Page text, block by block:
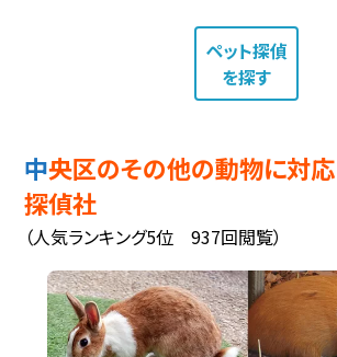
ペット探偵
を探す
中央区のその他の動物に対応したペット
探偵社
（人気ランキング5位 937回閲覧）